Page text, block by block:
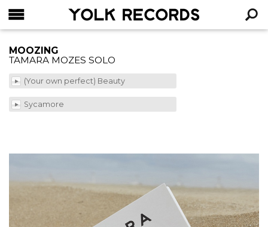
MOOZING
TAMARA MOZES SOLO
(Your own perfect) Beauty
Sycamore